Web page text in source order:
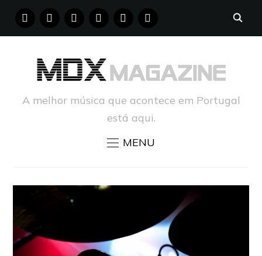
FACEBOOKINSTAGRAM
YOUTUBE PINTERESTTUMBLR
A melhor música que acontece em Portugal
está aqui.
MENU